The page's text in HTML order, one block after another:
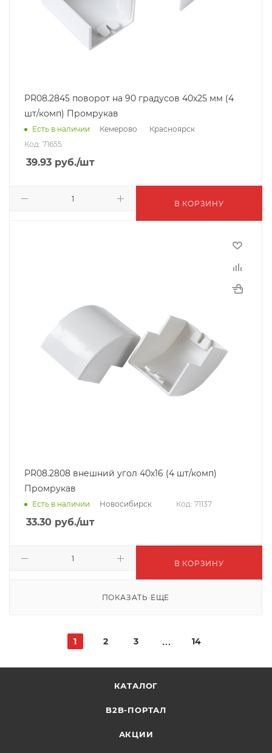
PR08.2845 поворот на 90 градусов 40х25 мм (4
шт/комп) Промрукав
Есть в наличии Кемерово
Красноярск
Код: 71655
39.93 руб./шт
В КОРЗИНУ
PR08.2808 внешний угол 40х16 (4 шт/комп)
Промрукав
Есть в наличии Новосибирск Код: 71137
33.30 руб./шт
В КОРЗИНУ
ПОКАЗАТЬ ЕЩЕ
1 2 3 14
КАТАЛОГ
B2B-ПОРТАЛ
АКЦИИ